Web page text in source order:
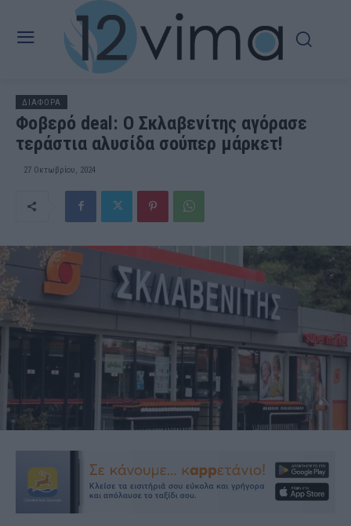
ΔΙΑΦΟΡΑ
Φοβερό deal: Ο Σκλαβενίτης αγόρασε
τεράστια αλυσίδα σούπερ μάρκετ!
27 Οκτωβρίου, 2024